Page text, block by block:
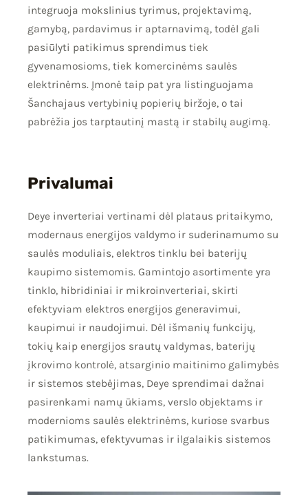
integruoja mokslinius tyrimus, projektavimą,
gamybą, pardavimus ir aptarnavimą, todėl gali
pasiūlyti patikimus sprendimus tiek
gyvenamosioms, tiek komercinėms saulės
elektrinėms. Įmonė taip pat yra listinguojama
Šanchajaus vertybinių popierių biržoje, o tai
pabrėžia jos tarptautinį mastą ir stabilų augimą.
Privalumai
Deye inverteriai vertinami dėl plataus pritaikymo,
modernaus energijos valdymo ir suderinamumo su
saulės moduliais, elektros tinklu bei baterijų
kaupimo sistemomis. Gamintojo asortimente yra
tinklo, hibridiniai ir mikroinverteriai, skirti
efektyviam elektros energijos generavimui,
kaupimui ir naudojimui. Dėl išmanių funkcijų,
tokių kaip energijos srautų valdymas, baterijų
įkrovimo kontrolė, atsarginio maitinimo galimybės
ir sistemos stebėjimas, Deye sprendimai dažnai
pasirenkami namų ūkiams, verslo objektams ir
modernioms saulės elektrinėms, kuriose svarbus
patikimumas, efektyvumas ir ilgalaikis sistemos
lankstumas.